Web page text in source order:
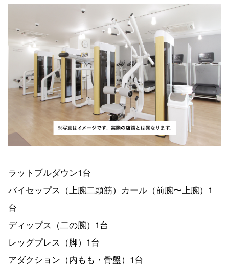
ラットプルダウン1台
バイセップス（上腕二頭筋）カール（前腕〜上腕）1
台
ディップス（二の腕）1台
レッグプレス（脚）1台
アダクション（内もも・骨盤）1台